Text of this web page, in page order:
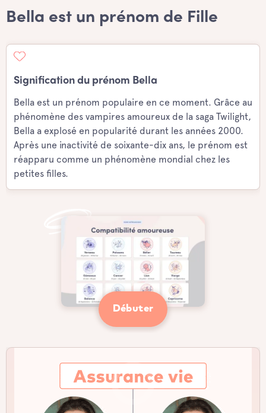
Bella est un prénom de Fille
Signification du prénom Bella
Bella est un prénom populaire en ce moment. Grâce au
phénomène des vampires amoureux de la saga Twilight,
Bella a explosé en popularité durant les années 2000.
Après une inactivité de soixante-dix ans, le prénom est
réapparu comme un phénomène mondial chez les
petites filles.
Débuter